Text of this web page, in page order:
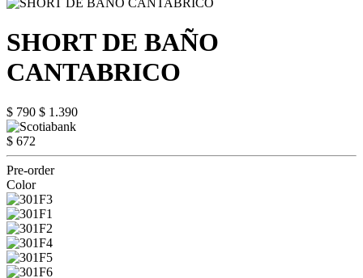
SHORT DE BAÑO
CANTABRICO
$ 790 $ 1.390
$ 672
Pre-order
Color